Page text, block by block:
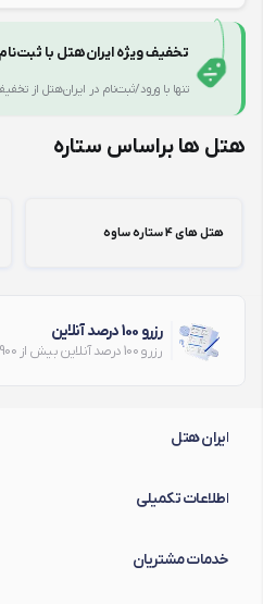
تخفیف ویژه ایران‌هتل با ثبت‌نام
تنها با ورود/ثبت‌نام در ایران‌هتل از
هتل ها براساس ستاره
هتل های 4 ستاره ساوه
رزرو 100 درصد آنلاین
رزرو 100 درصد آنلاین بیش از 1900 هتل
ایران هتل
اطلاعات تکمیلی
خدمات مشتریان